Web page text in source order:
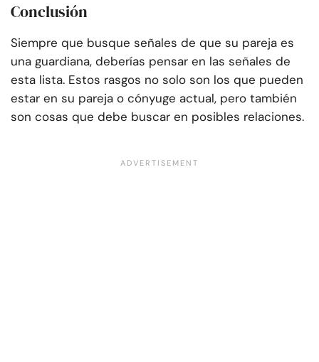
Conclusión
Siempre que busque señales de que su pareja es
una guardiana, deberías pensar en las señales de
esta lista. Estos rasgos no solo son los que pueden
estar en su pareja o cónyuge actual, pero también
son cosas que debe buscar en posibles relaciones.